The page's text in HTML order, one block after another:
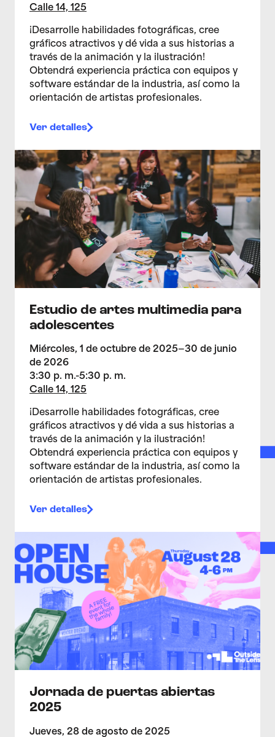
Calle 14, 125
¡Desarrolle habilidades fotográficas, cree
gráficos atractivos y dé vida a sus historias a
través de la animación y la ilustración!
Obtendrá experiencia práctica con equipos y
software estándar de la industria, así como la
orientación de artistas profesionales.
Ver detalles
>Estudio de artes multimedia para adolescentes
Estudio de artes multimedia para
adolescentes
Miércoles, 1 de octubre de 2025—30 de junio
de 2026
3:30 p. m.-5:30 p. m.
Calle 14, 125
¡Desarrolle habilidades fotográficas, cree
gráficos atractivos y dé vida a sus historias a
través de la animación y la ilustración!
Obtendrá experiencia práctica con equipos y
software estándar de la industria, así como la
orientación de artistas profesionales.
Ver detalles
>Jornada de puertas abiertas 2025
Jornada de puertas abiertas
2025
Jueves, 28 de agosto de 2025